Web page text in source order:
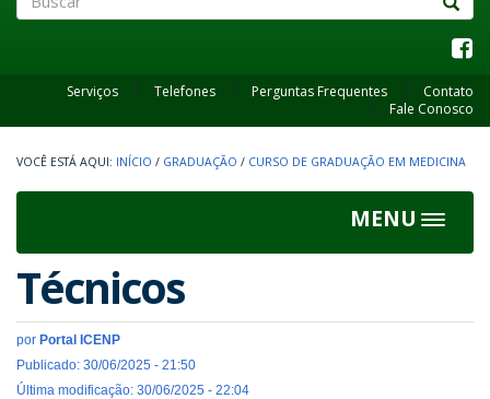
Serviços Telefones Perguntas Frequentes
Contato
Fale Conosco
INÍCIO / GRADUAÇÃO / CURSO DE GRADUAÇÃO EM MEDICINA
MENU
Toggle
Técnicos
por Portal ICENP
Publicado: 30/06/2025 - 21:50
Última modificação: 30/06/2025 - 22:04